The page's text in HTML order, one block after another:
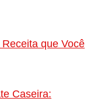
que Você
Caseira: